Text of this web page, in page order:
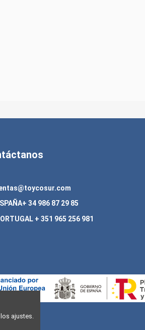
+ 34 986 87 29 85
+ 351 965 256 981
ajustes.